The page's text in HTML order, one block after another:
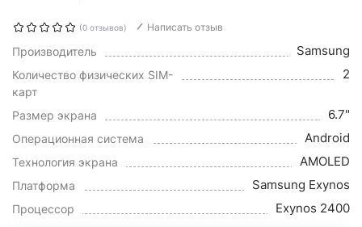
(0 отзывов) Написать отзыв
Производитель Samsung
Количество физических SIM-
карт
2
Размер экрана 6.7"
Операционная система Android
Технология экрана AMOLED
Платформа Samsung Exynos
Процессор Exynos 2400